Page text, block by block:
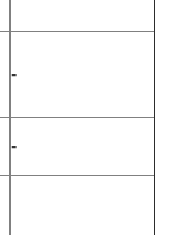
-
-